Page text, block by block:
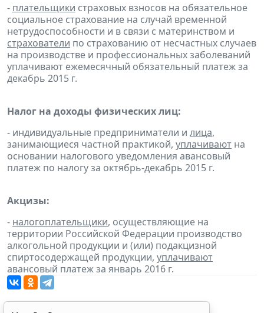
- плательщики страховых взносов на обязательное
социальное страхование на случай временной
нетрудоспособности и в связи с материнством и
страхователи по страхованию от несчастных случаев
на производстве и профессиональных заболеваний
уплачивают ежемесячный обязательный платеж за
декабрь 2015 г.
Налог на доходы физических лиц:
- индивидуальные предприниматели и лица,
занимающиеся частной практикой, уплачивают на
основании налогового уведомления авансовый
платеж по налогу за октябрь-декабрь 2015 г.
Акцизы:
- налогоплательщики, осуществляющие на
территории Российской Федерации производство
алкогольной продукции и (или) подакцизной
спиртосодержащей продукции, уплачивают
авансовый платеж за январь 2016 г.